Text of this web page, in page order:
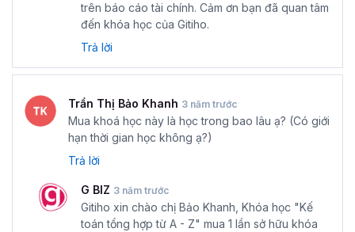
trên báo cáo tài chính. Cảm ơn bạn đã quan tâm
đến khóa học của Gitiho.
Trả lời
Trần Thị Bảo Khanh 3 năm trước
Mua khoá học này là học trong bao lâu ạ? (Có giới
hạn thời gian học không ạ?)
Trả lời
G BIZ 3 năm trước
Gitiho xin chào chị Bảo Khanh, Khóa học "Kế
toán tổng hợp từ A - Z" mua 1 lần sở hữu khóa